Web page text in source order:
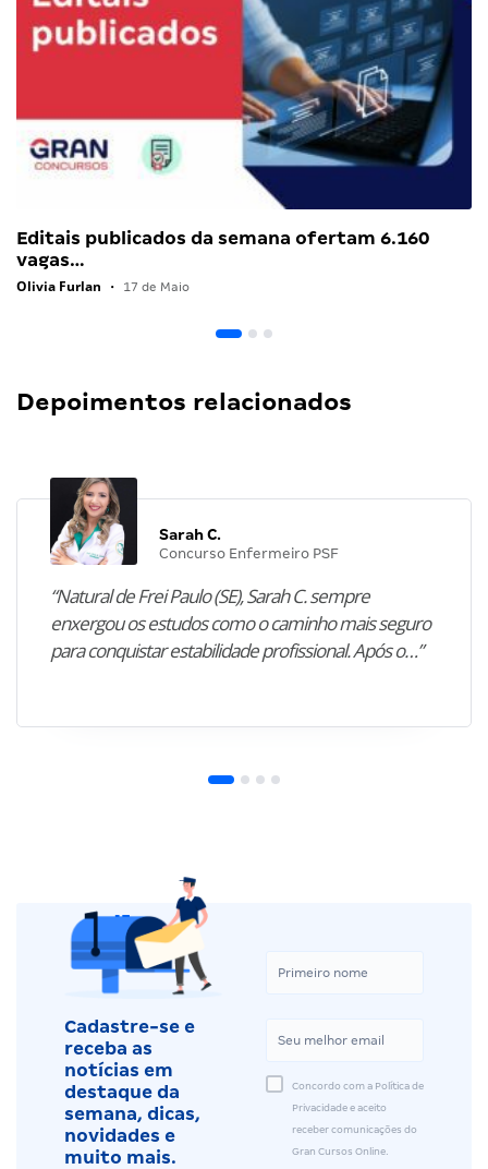
Editais publicados da semana ofertam 6.160
vagas…
Olivia Furlan • 17 de Maio
Depoimentos relacionados
Sarah C.
Concurso Enfermeiro PSF
“Natural de Frei Paulo (SE), Sarah C. sempre
enxergou os estudos como o caminho mais seguro
para conquistar estabilidade profissional. Após o…”
Cadastre-se e
receba as
notícias em
destaque da
semana, dicas,
novidades e
muito mais.
Concordo com a Política de
Privacidade e aceito
receber comunicações do
Gran Cursos Online.